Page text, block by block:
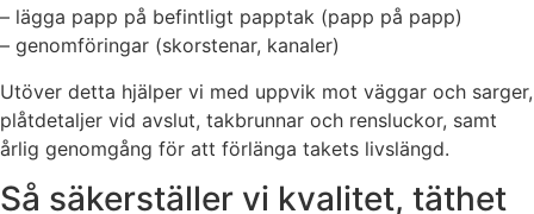
– lägga papp på befintligt papptak (papp på papp)
– genomföringar (skorstenar, kanaler)
Utöver detta hjälper vi med uppvik mot väggar och sarger,
plåtdetaljer vid avslut, takbrunnar och rensluckor, samt
årlig genomgång för att förlänga takets livslängd.
Så säkerställer vi kvalitet, täthet